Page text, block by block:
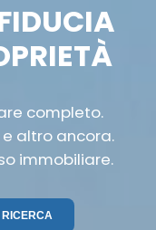
completo.
altro ancora.
immobiliare.